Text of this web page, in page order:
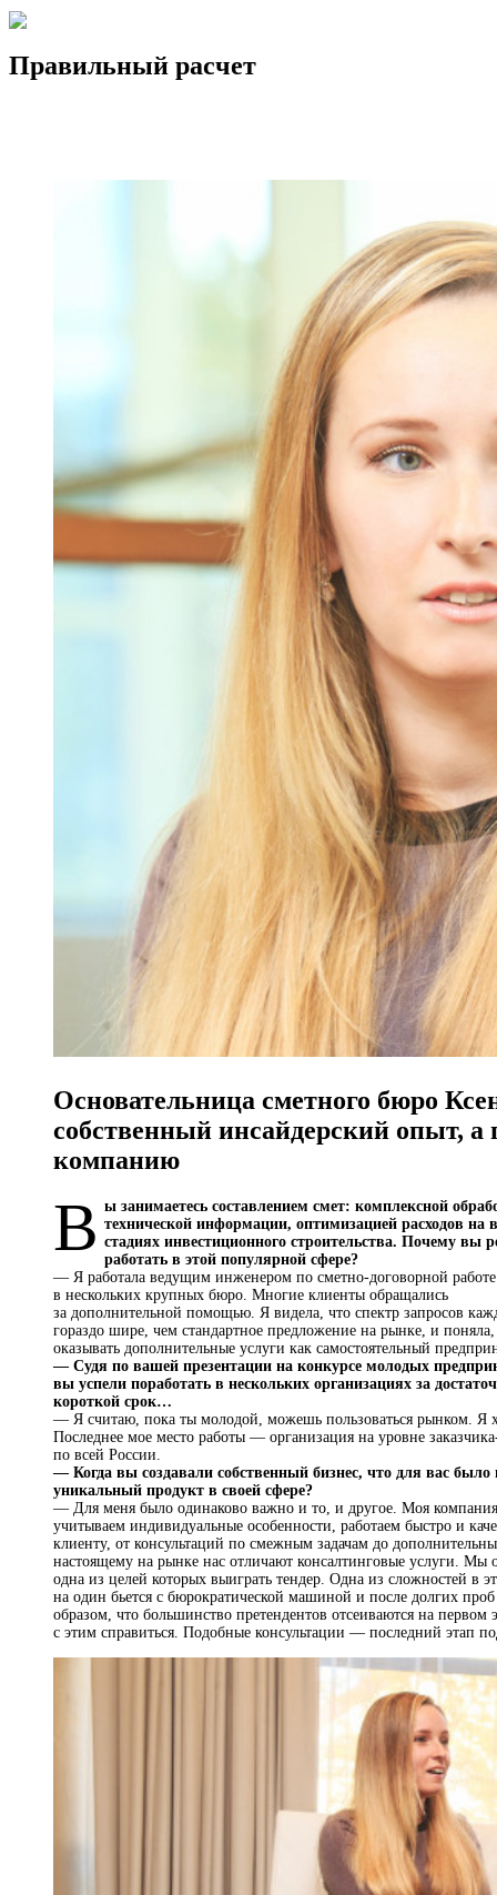
Правильный расчет
Основательница сметного бюро
собственный инсайдерский опыт, а
компанию
В ы занимаетесь составлением смет: комплексной
технической информации, оптимизацией расходов на
стадиях инвестиционного строительства. Почему вы
работать в этой популярной сфере?
— Я работала ведущим инженером по сметно-договорной работе
в нескольких крупных бюро. Многие клиенты обращались
за дополнительной помощью. Я видела, что спектр запросов
гораздо шире, чем стандартное предложение на рынке, и
оказывать дополнительные услуги как самостоятельный
— Судя по вашей презентации на конкурсе молодых
вы успели поработать в нескольких организациях за
короткой срок…
— Я считаю, пока ты молодой, можешь пользоваться рынком. Я
Последнее мое место работы — организация на уровне
по всей России.
— Когда вы создавали собственный бизнес, что для вас
уникальный продукт в своей сфере?
— Для меня было одинаково важно и то, и другое. Моя
учитываем индивидуальные особенности, работаем быстро и
клиенту, от консультаций по смежным задачам до
настоящему на рынке нас отличают консалтинговые услуги.
одна из целей которых выиграть тендер. Одна из сложностей
на один бьется с бюрократической машиной и после долгих
образом, что большинство претендентов отсеиваются на
с этим справиться. Подобные консультации — последний этап